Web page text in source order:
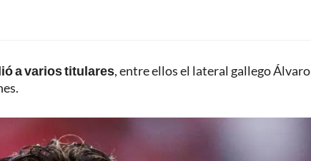
a varios titulares, entre ellos el lateral gallego Álvaro